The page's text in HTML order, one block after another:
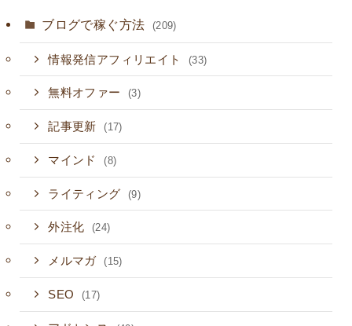
ブログで稼ぐ方法 (209)
情報発信アフィリエイト (33)
無料オファー (3)
記事更新 (17)
マインド (8)
ライティング (9)
外注化 (24)
メルマガ (15)
SEO (17)